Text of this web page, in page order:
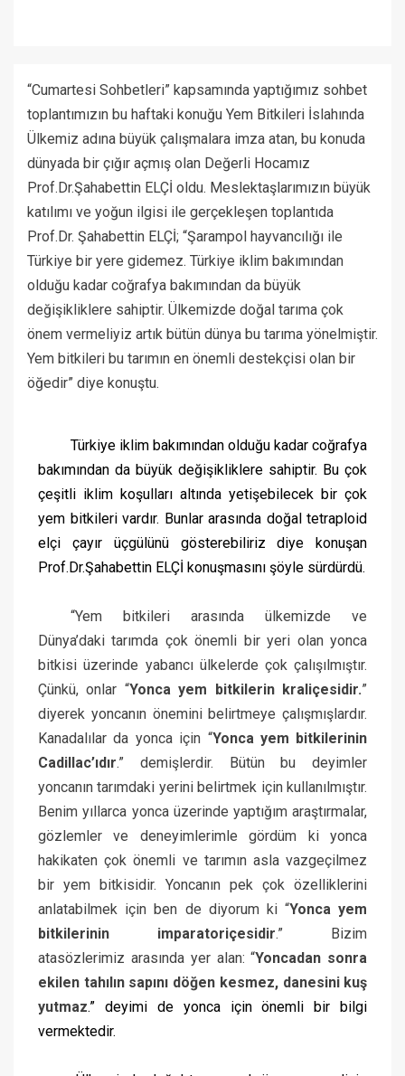
“Cumartesi Sohbetleri” kapsamında yaptığımız sohbet
toplantımızın bu haftaki konuğu Yem Bitkileri İslahında
Ülkemiz adına büyük çalışmalara imza atan, bu konuda
dünyada bir çığır açmış olan Değerli Hocamız
Prof.Dr.Şahabettin ELÇİ oldu. Meslektaşlarımızın büyük
katılımı ve yoğun ilgisi ile gerçekleşen toplantıda
Prof.Dr. Şahabettin ELÇİ; “Şarampol hayvancılığı ile
Türkiye bir yere gidemez. Türkiye iklim bakımından
olduğu kadar coğrafya bakımından da büyük
değişikliklere sahiptir. Ülkemizde doğal tarıma çok
önem vermeliyiz artık bütün dünya bu tarıma yönelmiştir.
Yem bitkileri bu tarımın en önemli destekçisi olan bir
öğedir” diye konuştu.
Türkiye iklim bakımından olduğu kadar coğrafya
bakımından da büyük değişikliklere sahiptir. Bu çok
çeşitli iklim koşulları altında yetişebilecek bir çok
yem bitkileri vardır. Bunlar arasında doğal tetraploid
elçi çayır üçgülünü gösterebiliriz diye konuşan
Prof.Dr.Şahabettin ELÇİ konuşmasını şöyle sürdürdü.
“Yem bitkileri arasında ülkemizde ve
Dünya’daki tarımda çok önemli bir yeri olan yonca
bitkisi üzerinde yabancı ülkelerde çok çalışılmıştır.
Çünkü, onlar “Yonca yem bitkilerin kraliçesidir.”
diyerek yoncanın önemini belirtmeye çalışmışlardır.
Kanadalılar da yonca için “Yonca yem bitkilerinin
Cadillac’ıdır.” demişlerdir. Bütün bu deyimler
yoncanın tarımdaki yerini belirtmek için kullanılmıştır.
Benim yıllarca yonca üzerinde yaptığım araştırmalar,
gözlemler ve deneyimlerimle gördüm ki yonca
hakikaten çok önemli ve tarımın asla vazgeçilmez
bir yem bitkisidir. Yoncanın pek çok özelliklerini
anlatabilmek için ben de diyorum ki “Yonca yem
bitkilerinin imparatoriçesidir.” Bizim
atasözlerimiz arasında yer alan: “Yoncadan sonra
ekilen tahılın sapını döğen kesmez, danesini kuş
yutmaz.” deyimi de yonca için önemli bir bilgi
vermektedir.